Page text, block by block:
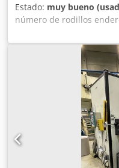
Estado: muy bueno
número de rodillos
, diámetro del
altura total:2,100 mm,
6 mm
,
banda: 350 mm Rango
bobina): mm Diámetro
mm Capacidad de carga:
Enderezadora Ancho de
rodillos: 30 mm Número
unidades Velocidad de
de la lámina: 6 mm con
Tenga en cuenta: la